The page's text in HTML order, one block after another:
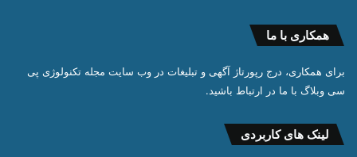
همکاری با ما
برای همکاری، درج رپورتاژ آگهی و تبلیغات در وب سایت مجله تکنولوژی پی
سی وبلاگ با ما در ارتباط باشید.
لینک های کاربردی